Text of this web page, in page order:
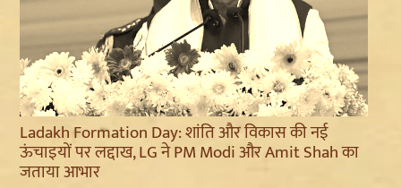
Ladakh Formation Day: शांति और विकास की नई
ऊंचाइयों पर लद्दाख, LG ने PM Modi और Amit Shah का
जताया आभार